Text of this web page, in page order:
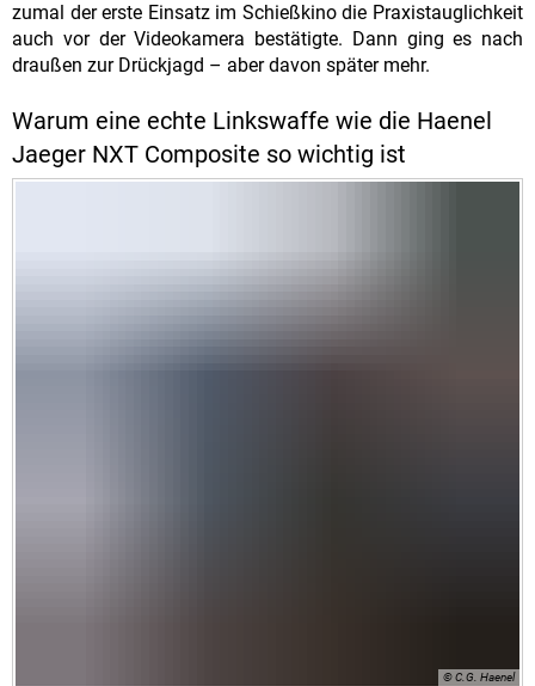
zumal der erste Einsatz im Schießkino die Praxistauglichkeit
auch vor der Videokamera bestätigte. Dann ging es nach
draußen zur Drückjagd – aber davon später mehr.
Warum eine echte Linkswaffe wie die Haenel
Jaeger NXT Composite so wichtig ist
© C.G. Haenel